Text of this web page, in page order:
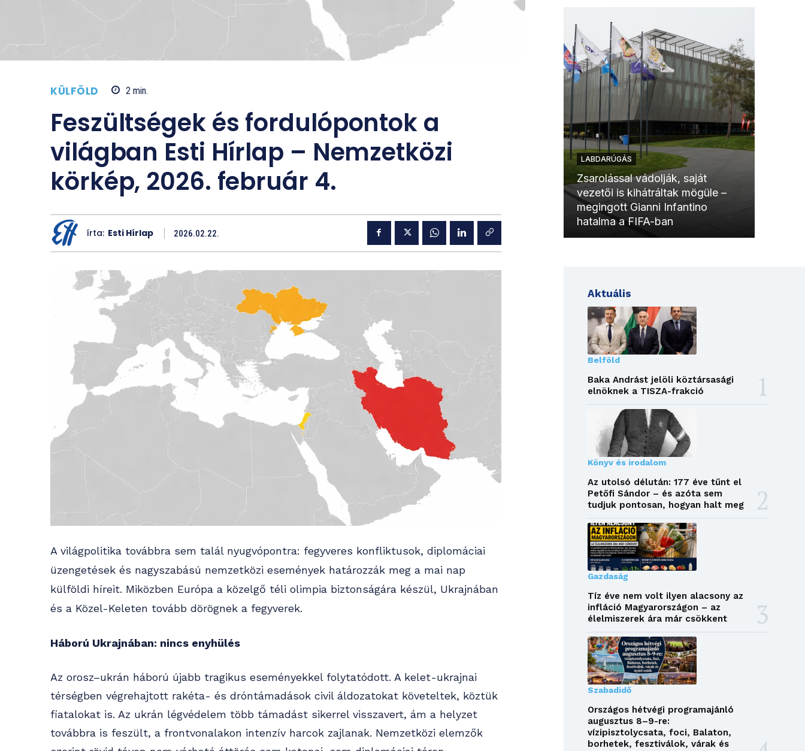
KÜLFÖLD 2 min.
Feszültségek és fordulópontok a
világban Esti Hírlap – Nemzetközi
körkép, 2026. február 4.
írta: Esti Hírlap 2026.02.22.
A világpolitika továbbra sem talál nyugvópontra: fegyveres konfliktusok, diplomáciai
üzengetések és nagyszabású nemzetközi események határozzák meg a mai nap
külföldi híreit. Miközben Európa a közelgő téli olimpia biztonságára készül, Ukrajnában
és a Közel-Keleten tovább dörögnek a fegyverek.
Háború Ukrajnában: nincs enyhülés
Az orosz–ukrán háború újabb tragikus eseményekkel folytatódott. A kelet-ukrajnai
térségben végrehajtott rakéta- és dróntámadások civil áldozatokat követeltek, köztük
fiatalokat is. Az ukrán légvédelem több támadást sikerrel visszavert, ám a helyzet
továbbra is feszült, a frontvonalakon intenzív harcok zajlanak. Nemzetközi elemzők
LABDARÚGÁS
Zsarolással vádolják, saját
vezetői is kihátráltak mögüle –
megingott Gianni Infantino
hatalma a FIFA-ban
Aktuális
Belföld
Baka Andrást jelöli köztársasági
elnöknek a TISZA-frakció
Könyv és irodalom
Az utolsó délután: 177 éve tűnt el
Petőfi Sándor – és azóta sem
tudjuk pontosan, hogyan halt meg
Gazdaság
Tíz éve nem volt ilyen alacsony az
infláció Magyarországon – az
élelmiszerek ára már csökkent
Szabadidő
Országos hétvégi programajánló
augusztus 8–9-re:
vízipisztolycsata, foci, Balaton,
borhetek, fesztiválok, várak és